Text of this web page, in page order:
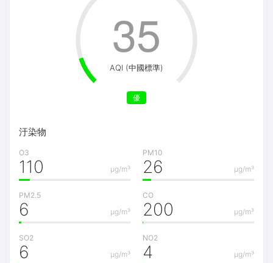
AQI (中國標準)
優
35
汙染物
O3
μg/m³
110
PM10
μg/m³
26
PM2.5
μg/m³
6
CO
μg/m³
200
SO2
μg/m³
6
NO2
μg/m³
4